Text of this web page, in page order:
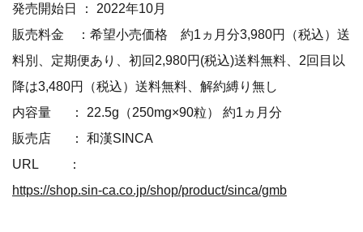
発売開始日 ： 2022年10月
販売料金 ：希望小売価格 約1ヵ月分3,980円（税込）送
料別、定期便あり、初回2,980円(税込)送料無料、2回目以
降は3,480円（税込）送料無料、解約縛り無し
内容量 ： 22.5g（250mg×90粒） 約1ヵ月分
販売店 ： 和漢SINCA
URL ：
https://shop.sin-ca.co.jp/shop/product/sinca/gmb